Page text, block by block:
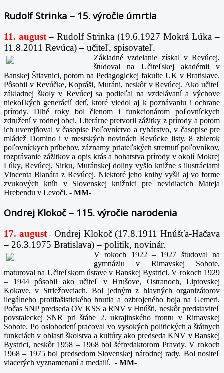
Rudolf Strinka – 15. výročie úmrtia
11. august – Rudolf Strinka (19.6.1927 Mokrá Lúka –
11.8.2011 Revúca) – učiteľ, spisovateľ.
Základné vzdelanie získal v Revúcej,
študoval na Učiteľskej akadémii v
Banskej Štiavnici, potom na Pedagogickej fakulte UK v Bratislave.
Pôsobil v Revúčke, Kopráši, Muráni, neskôr v Revúcej. Ako učiteľ
základnej školy v Revúcej sa podieľal na vzdelávaní a výchove
niekoľkých generácií detí, ktoré viedol aj k poznávaniu i ochrane
prírody. Dlhé roky bol členom i funkcionárom poľovníckych
združení v rodnej obci. Literárne pretvoril zážitky z prírody a potom
ich uverejňoval v časopise Poľovníctvo a rybárstvo, v časopise pre
mládež Domino i v mestských novinách Revúcke listy. 8 zbierok
poľovníckych príbehov, záznamy priateľských stretnutí poľovníkov,
rozprávanie zážitkov a opis krás a bohatstva prírody v okolí Mokrej
Lúky, Revúcej, Sirku, Muránskej doliny vyšlo knižne s ilustráciami
Vincenta Blanára z Revúcej. Niektoré jeho knihy vyšli aj vo forme
zvukových kníh v Slovenskej knižnici pre nevidiacich Mateja
Hrebendu v Levoči. - MM-
Ondrej Klokoč – 115. výročie narodenia
17. august- Ondrej Klokoč (17.8.1911 Hnúšťa-Hačava
– 26.3.1975 Bratislava) – politik, novinár.
V rokoch 1922 – 1927 študoval na
gymnáziu v Rimavskej Sobote,
maturoval na Učiteľskom ústave v Banskej Bystrici. V rokoch 1929
– 1944 pôsobil ako učiteľ v Hrušove, Ostranoch, Liptovskej
Kokave, v Striežovciach. Bol jedným z hlavných organizátorov
ilegálneho protifašistického hnutia a ozbrojeného boja na Gemeri.
Počas SNP predseda OV KSS a RNV v Hnúšti, neskôr predstaviteľ
povstaleckej SNR pri štábe 2. ukrajinského frontu v Rimavskej
Sobote. Po oslobodení pracoval vo vysokých politických a štátnych
funkciách v oblasti školstva a kultúry ako predseda KNV v Banskej
Bystrici, neskôr 1958 – 1968 bol šéfredaktorom Pravdy. V rokoch
1968 – 1975 bol predsedom Slovenskej národnej rady. Bol nositeľ
viacerých vyznamenaní a medailí. - MM-